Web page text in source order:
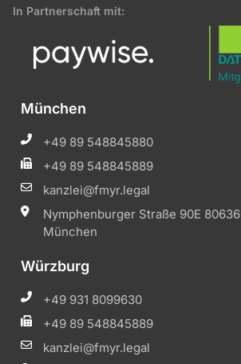
In Partnerschaft mit:
München
+49 89 548845880
+49 89 548845889
kanzlei@fmyr.legal
Nymphenburger Straße 90E 80636
München
Würzburg
+49 931 8099630
+49 89 548845889
kanzlei@fmyr.legal